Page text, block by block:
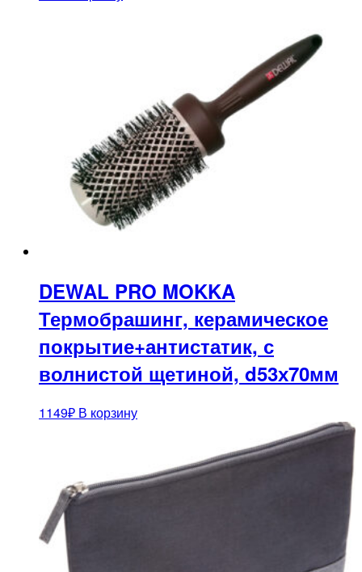
DEWAL PRO MOKKA
Термобрашинг, керамическое
покрытие+антистатик, с
волнистой щетиной, d53х70мм
1149₽ В корзину